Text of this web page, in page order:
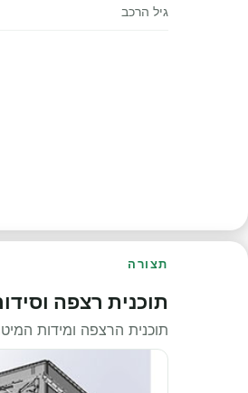
גיל הרכב
תצורה
תוכנית רצפה
תוכנית הרצפה ומידות